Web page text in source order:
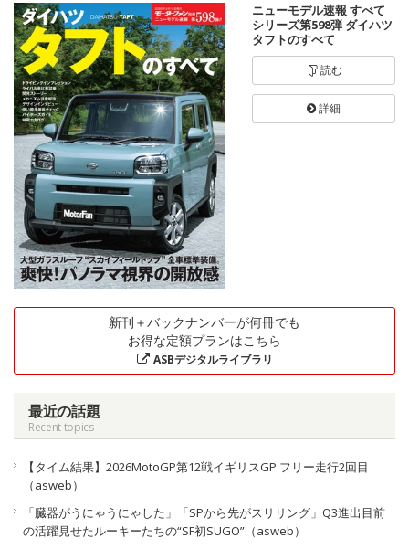
ニューモデル速報 すべて
シリーズ第598弾 ダイハツ
タフトのすべて
読む
詳細
新刊＋バックナンバーが何冊でも
お得な定額プランはこちら
ASBデジタルライブラリ
最近の話題
Recent topics
【タイム結果】2026MotoGP第12戦イギリスGP フリー走行2回目
（asweb）
「臓器がうにゃうにゃした」「SPから先がスリリング」Q3進出目前
の活躍見せたルーキーたちの“SF初SUGO”（asweb）